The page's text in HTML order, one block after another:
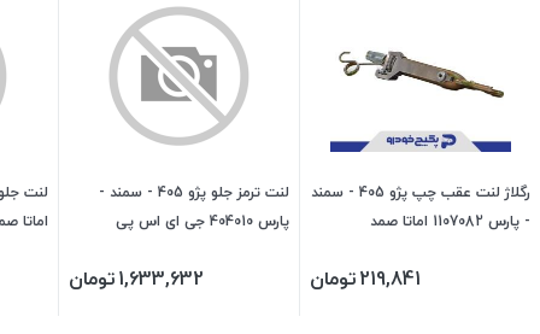
رگلاژ لنت عقب چپ پژو 405 - سمند
- پارس 1107082 اماتا صمد
219,841تومان
لنت ترمز جلو پژو 405 - سمند -
پارس 404010 جی ای اس پی
1,633,632تومان
اماتا